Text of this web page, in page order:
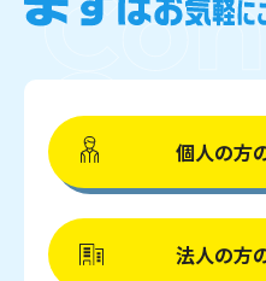
個人の方
法人の方